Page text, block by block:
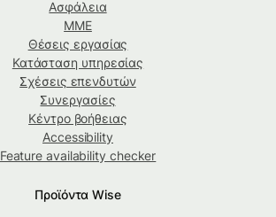
Ασφάλεια
ΜΜΕ
Θέσεις εργασίας
Κατάσταση υπηρεσίας
Σχέσεις επενδυτών
Συνεργασίες
Κέντρο βοήθειας
Accessibility
Feature availability checker
Προϊόντα Wise